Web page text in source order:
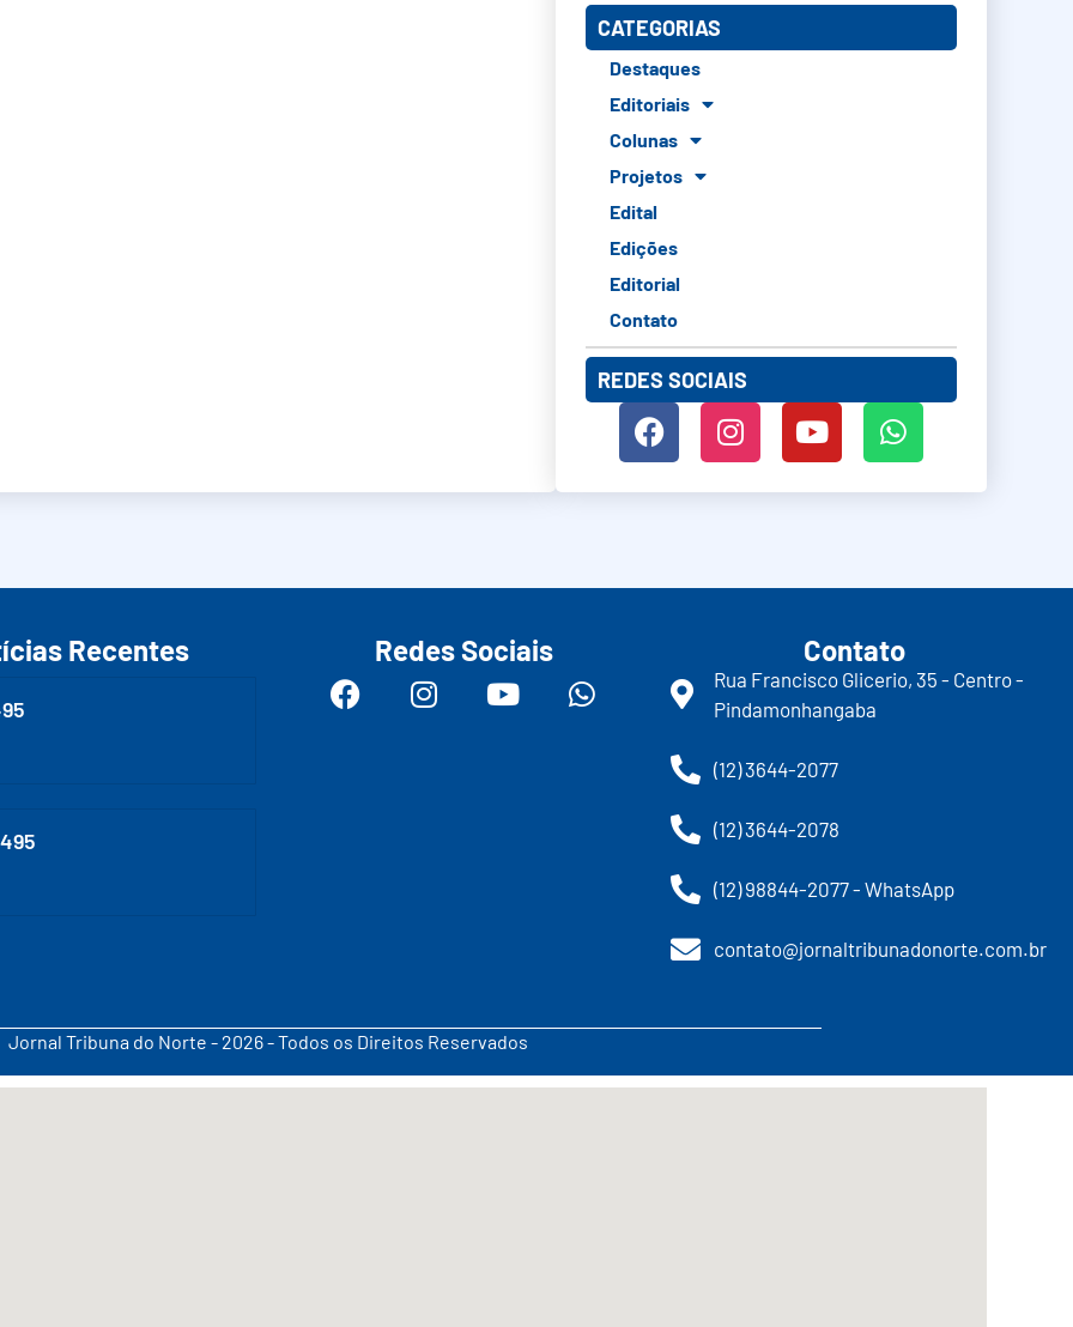
CATEGORIAS
Destaques
Editoriais
Colunas
Projetos
Edital
Edições
Editorial
Contato
REDES SOCIAIS
Recentes Redes Sociais Contato
Rua Francisco Glicerio, 35 - Centro -
Pindamonhangaba
(12) 3644-2077
(12) 3644-2078
(12) 98844-2077 - WhatsApp
contato@jornaltribunadonorte.com.br
Jornal Tribuna do Norte - 2026 - Todos os Direitos Reservados